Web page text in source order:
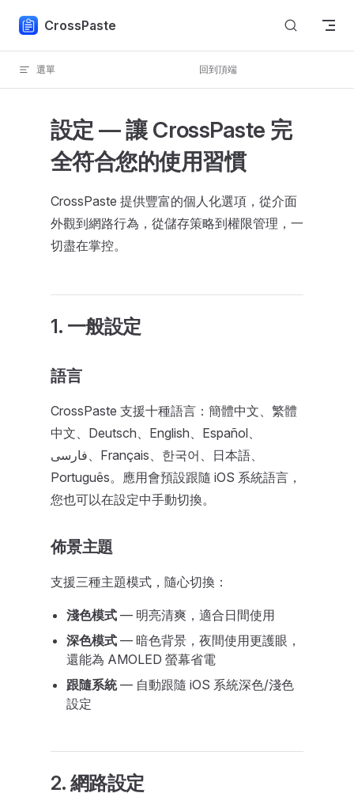
Skip to content
CrossPaste
選單 回到頂端
設定 — 讓 CrossPaste 完
全符合您的使用習慣
CrossPaste 提供豐富的個人化選項，從介面
外觀到網路行為，從儲存策略到權限管理，一
切盡在掌控。
1. 一般設定
語言
CrossPaste 支援十種語言：簡體中文、繁體
中文、Deutsch、English、Español、
فارسی、Français、한국어、日本語、
Português。應用會預設跟隨 iOS 系統語言，
您也可以在設定中手動切換。
佈景主題
支援三種主題模式，隨心切換：
淺色模式 — 明亮清爽，適合日間使用
深色模式 — 暗色背景，夜間使用更護眼，
還能為 AMOLED 螢幕省電
跟隨系統— 自動跟隨 iOS 系統深色/淺色
設定
2. 網路設定